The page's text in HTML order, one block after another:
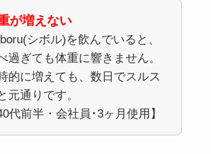
が増えない
シボル)を飲んでいると、
過ぎても体重に響きません。
的に増えても、数日でスルス
元通りです。
代前半・会社員･3ヶ月使用】